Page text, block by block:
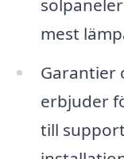
mest
Garantier
erbjuder
till